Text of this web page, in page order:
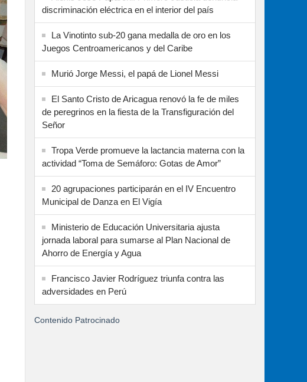
discriminación eléctrica en el interior del país
La Vinotinto sub-20 gana medalla de oro en los
Juegos Centroamericanos y del Caribe
Murió Jorge Messi, el papá de Lionel Messi
El Santo Cristo de Aricagua renovó la fe de miles
de peregrinos en la fiesta de la Transfiguración del
Señor
Tropa Verde promueve la lactancia materna con la
actividad “Toma de Semáforo: Gotas de Amor”
20 agrupaciones participarán en el IV Encuentro
Municipal de Danza en El Vigía
Ministerio de Educación Universitaria ajusta
jornada laboral para sumarse al Plan Nacional de
Ahorro de Energía y Agua
Francisco Javier Rodríguez triunfa contra las
adversidades en Perú
Contenido Patrocinado